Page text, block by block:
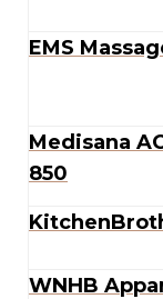
EMS
Medisana
850
WNHB